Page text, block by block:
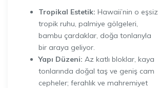
Tropikal Estetik: Hawaii’nin o eşsiz
tropik ruhu, palmiye gölgeleri,
bambu çardaklar, doğa tonlarıyla
bir araya geliyor.
Yapı Düzeni: Az katlı bloklar, kaya
tonlarında doğal taş ve geniş cam
cepheler; ferahlık ve mahremiyet